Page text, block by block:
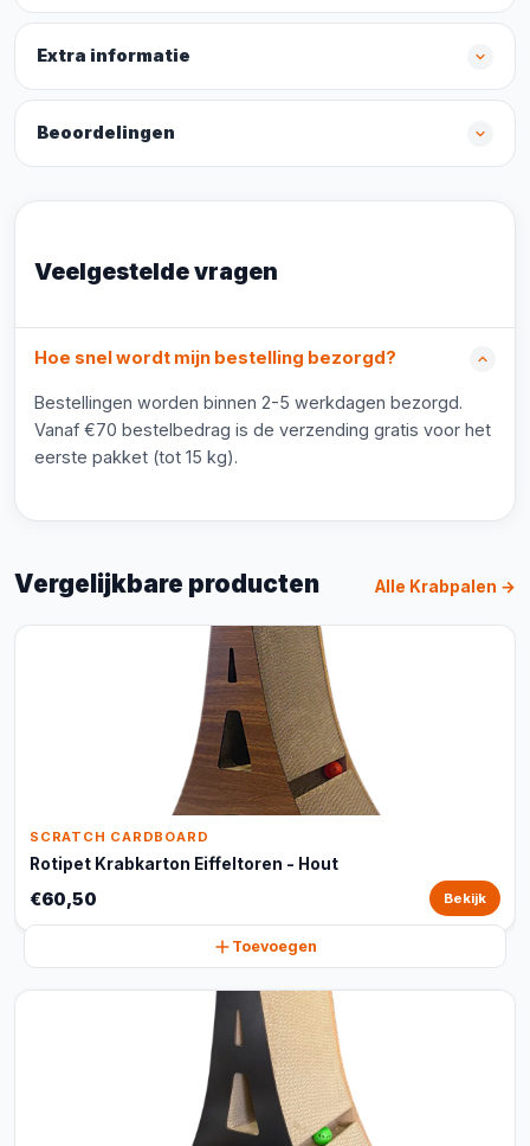
Extra informatie
Beoordelingen
Veelgestelde vragen
Hoe snel wordt mijn bestelling bezorgd?
Bestellingen worden binnen 2-5 werkdagen bezorgd.
Vanaf €70 bestelbedrag is de verzending gratis voor het
eerste pakket (tot 15 kg).
Vergelijkbare producten Alle Krabpalen →
SCRATCH CARDBOARD
Rotipet Krabkarton Eiffeltoren - Hout
€60,50 Bekijk
Toevoegen